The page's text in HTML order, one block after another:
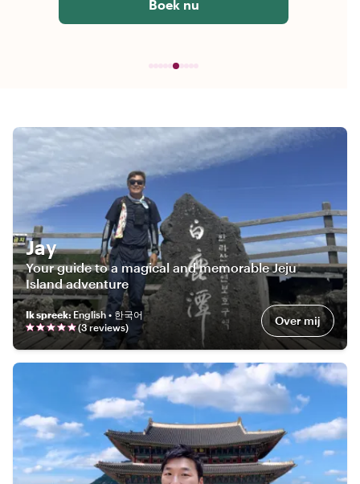
Boek nu
Jay
Your guide to a magical and memorable Jeju
Island adventure
Ik spreek:English • 한국어
(3reviews) Over mij